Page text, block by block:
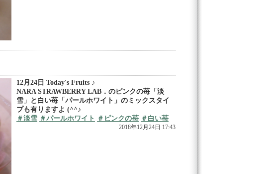
12月24日 Today's Fruits ♪
NARA STRAWBERRY LAB．のピンクの苺「淡
雪」と白い苺「パールホワイト」のミックスタイ
プも有りますよ (^^♪
＃淡雪 ＃パールホワイト ＃ピンクの苺 ＃白い苺
2018年12月24日 17:43